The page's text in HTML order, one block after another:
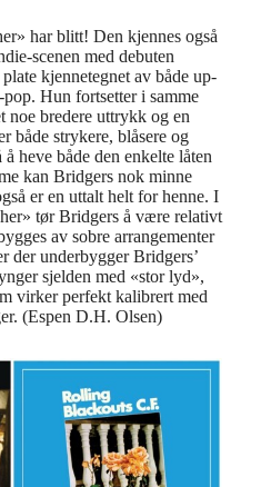
har blitt! Den kjennes også
scenen med debuten
kjennetegnet av både up-
Hun fortsetter i samme
noe bredere uttrykk og en
både strykere, blåsere og
heve både den enkelte låten
kan Bridgers nok minne
er en uttalt helt for henne. I
tørBridgers å være relativt
av sobre arrangementer
der underbygger Bridgers’
sjelden med «stor lyd»,
virker perfekt kalibrert med
(Espen D.H. Olsen)